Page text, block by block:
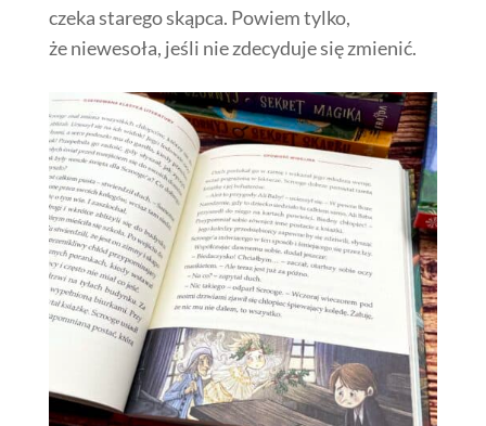
czeka starego skąpca. Powiem tylko,
że niewesoła, jeśli nie zdecyduje się zmienić.